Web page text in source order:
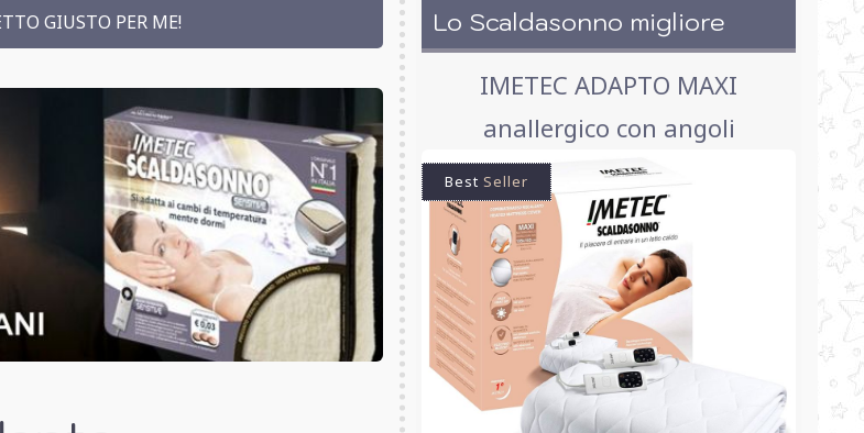
GIUSTO PER ME! Lo Scaldasonno migliore
IMETEC ADAPTO MAXI
anallergico con angoli
Best Seller